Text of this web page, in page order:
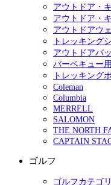
アウトドア・
アウトドア・
アウトドアウ
トレッキング
アウトドアバ
バーベキュー
トレッキング
Coleman
Columbia
MERRELL
SALOMON
THE NORTH
CAPTAIN
ゴルフ
ゴルフカテゴ